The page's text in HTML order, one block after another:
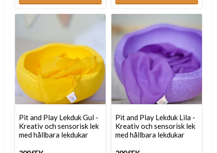
Pit and Play Lekduk Gul -
Kreativ och sensorisk lek
med hållbara lekdukar
Pit and Play Lekduk Lila -
Kreativ och sensorisk lek
med hållbara lekdukar